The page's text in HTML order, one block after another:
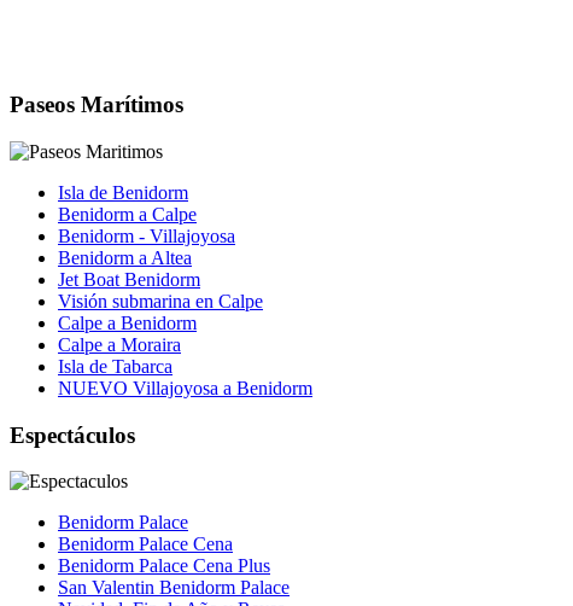
Paseos Marítimos
Isla de Benidorm
Benidorm a Calpe
Benidorm - Villajoyosa
Benidorm a Altea
Jet Boat Benidorm
Visión submarina en Calpe
Calpe a Benidorm
Calpe a Moraira
Isla de Tabarca
NUEVO Villajoyosa a Benidorm
Espectáculos
Benidorm Palace
Benidorm Palace Cena
Benidorm Palace Cena Plus
San Valentin Benidorm Palace